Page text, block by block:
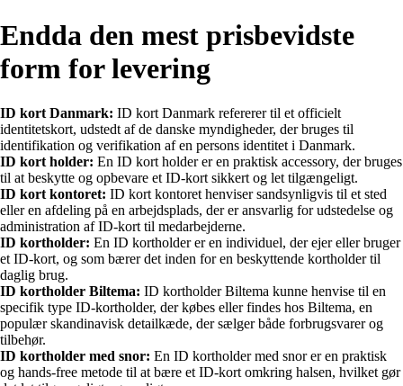
Endda den mest prisbevidste
form for levering
ID kort Danmark: ID kort Danmark refererer til et officielt
identitetskort, udstedt af de danske myndigheder, der bruges til
identifikation og verifikation af en persons identitet i Danmark.
ID kort holder: En ID kort holder er en praktisk accessory, der bruges
til at beskytte og opbevare et ID-kort sikkert og let tilgængeligt.
ID kort kontoret: ID kort kontoret henviser sandsynligvis til et sted
eller en afdeling på en arbejdsplads, der er ansvarlig for udstedelse og
administration af ID-kort til medarbejderne.
ID kortholder: En ID kortholder er en individuel, der ejer eller bruger
et ID-kort, og som bærer det inden for en beskyttende kortholder til
daglig brug.
ID kortholder Biltema: ID kortholder Biltema kunne henvise til en
specifik type ID-kortholder, der købes eller findes hos Biltema, en
populær skandinavisk detailkæde, der sælger både forbrugsvarer og
tilbehør.
ID kortholder med snor: En ID kortholder med snor er en praktisk
og hands-free metode til at bære et ID-kort omkring halsen, hvilket gør